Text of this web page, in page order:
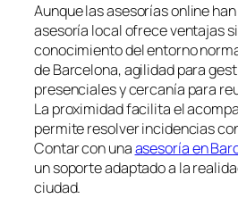
Aunque las asesorías online
asesoría local ofrece ventajas
conocimiento del entorno
de Barcelona, agilidad para
presenciales y cercanía para
La proximidad facilita el
permite resolver incidencias
Contar con unaasesoría en
un soporte adaptado a la
ciudad.